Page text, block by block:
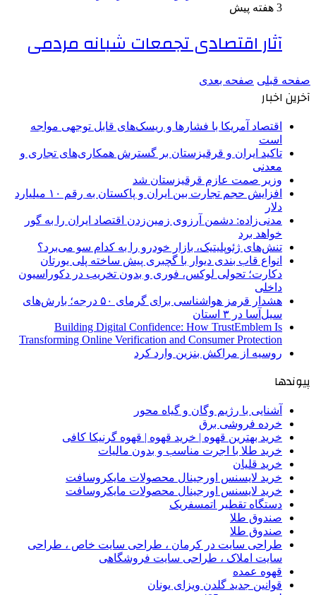
3 هفته پیش
آثار اقتصادی تجمعات شبانه مردمی
صفحه قبلی صفحه بعدی
آخرین اخبار
اقتصاد آمریکا با فشارها و ریسک‌های قابل توجهی مواجه
است
تاکید ایران و قرقیزستان بر گسترش همکاری‌های تجاری و
معدنی
وزیر صمت عازم قرقیزستان شد
افزایش حجم تجارت بین ایران و پاکستان به رقم ۱۰ میلیارد
دلار
مدنی‌زاده: دشمن آرزوی زمین‌زدن اقتصاد ایران را به گور
خواهد برد
تنش‌های ژئوپلیتیک، بازار خودرو را به کدام سو می‌برد؟
انواع قاب بندی دیوار با گچبری پیش ساخته پلی یورتان
دکارت؛ تحولی لوکس، فوری و بدون تخریب در دکوراسیون
داخلی
هشدار قرمز هواشناسی برای گرمای ۵۰ درجه؛ بارش‌های
سیل‌آسا در ۳ استان
Building Digital Confidence: How TrustEmblem Is
Transforming Online Verification and Consumer Protection
روسیه از مراکش بنزین وارد کرد
پیوندها
آشنایی با رژیم وگان و گیاه محور
خرده فروشی برق
خرید بهترین قهوه | خرید قهوه | قهوه گرنیکا کافی
خرید طلا با اجرت مناسب و بدون مالیات
خرید قلیان
خرید لایسنس اورجینال محصولات مایکروسافت
خرید لایسنس اورجینال محصولات مایکروسافت
دستگاه تقطیر اتمسفریک
صندوق طلا
صندوق طلا
طراحی سایت در کرمان ، طراحی سایت خاص ، طراحی
سایت املاک ، طراحی سایت فروشگاهی
قهوه عمده
قوانین جدید گلدن ویزای یونان